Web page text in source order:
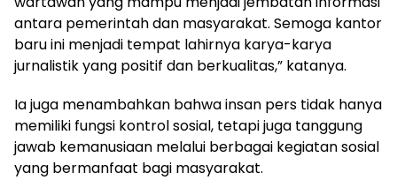
antara pemerintah dan masyarakat. Semoga kantor
baru ini menjadi tempat lahirnya karya-karya
jurnalistik yang positif dan berkualitas,” katanya.
Ia juga menambahkan bahwa insan pers tidak hanya
memiliki fungsi kontrol sosial, tetapi juga tanggung
jawab kemanusiaan melalui berbagai kegiatan sosial
yang bermanfaat bagi masyarakat.